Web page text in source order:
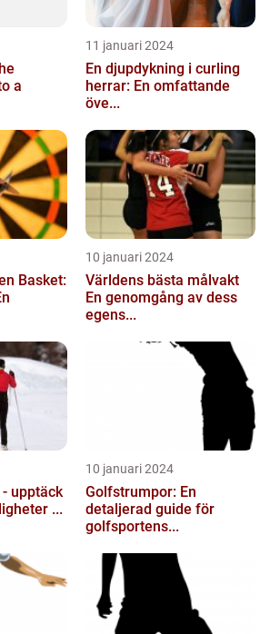
a
11 januari 2024
En djupdykning i curling
herrar: En omfattande
öve...
Basket:
10 januari 2024
Världens bästa målvakt
En genomgång av dess
egens...
upptäck
...
10 januari 2024
Golfstrumpor: En
detaljerad guide för
golfsportens...